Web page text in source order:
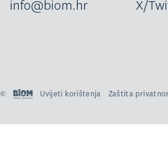
info@biom.hr
X/
© Uvijeti korištenja Zaštita